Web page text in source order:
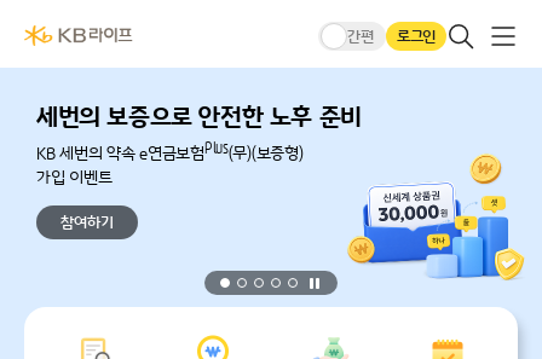
KB라이프생명메인 큰글씨모드
간편 로그인 검색 레이어
전체
세번의 보증으로 안전한 노후 준비
KB 세번의 약속 e연금보험Plus(무)(보증형)
가입 이벤트
참여하기
정지